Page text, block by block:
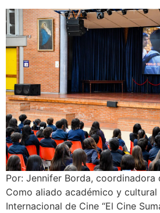
Por: Jennifer Borda, coordinadora
Como aliado académico y cultural
Internacional de Cine “El Cine